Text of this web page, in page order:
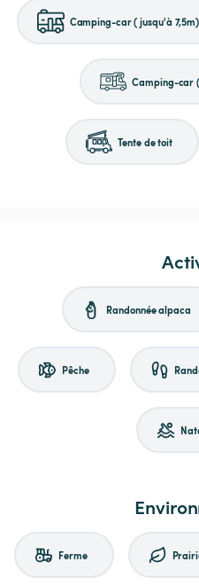
Camping-car (jusqu'à 7,5m)
Camping-car
Tente de toit
Randonnée alpaca
Pêche
Ferme